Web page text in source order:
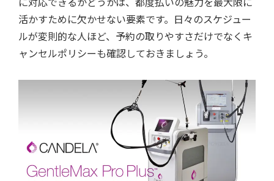
活かすために欠かせない要素です。日々のスケジュー
ルが変則的な人ほど、予約の取りやすさだけでなくキ
ャンセルポリシーも確認しておきましょう。